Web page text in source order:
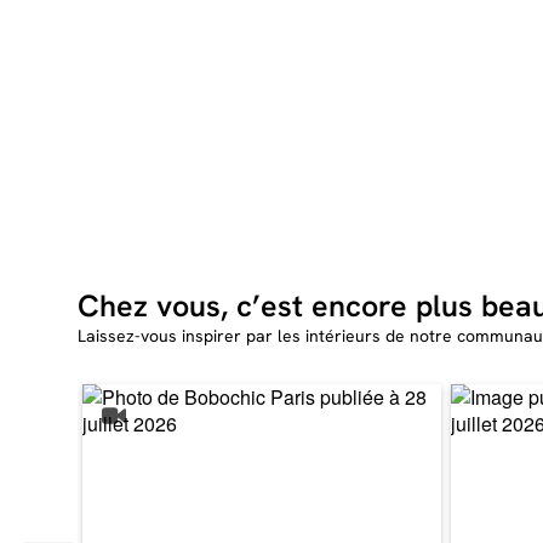
Chez vous, c’est encore plus
Laissez-vous inspirer par les intérieurs de notre